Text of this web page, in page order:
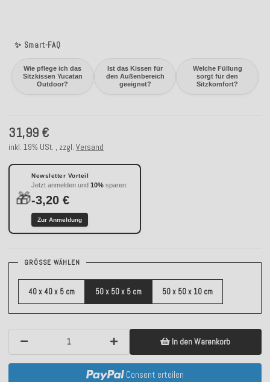
✨ Smart-FAQ
Wie pflege ich das
Sitzkissen Yucatan
Outdoor?
Ist das Kissen für
den Außenbereich
geeignet?
Welche Füllung
sorgt für den
Sitzkomfort?
31,99 €
inkl. 19% USt. , zzgl. Versand
🎁
Newsletter Vorteil
Jetzt anmelden und 10% sparen:
-3,20 €
Zur Anmeldung
GRÖSSE WÄHLEN
40 x 40 x 5 cm 50 x 50 x 5 cm 50 x 50 x 10 cm
In den Warenkorb
Consent erteilen